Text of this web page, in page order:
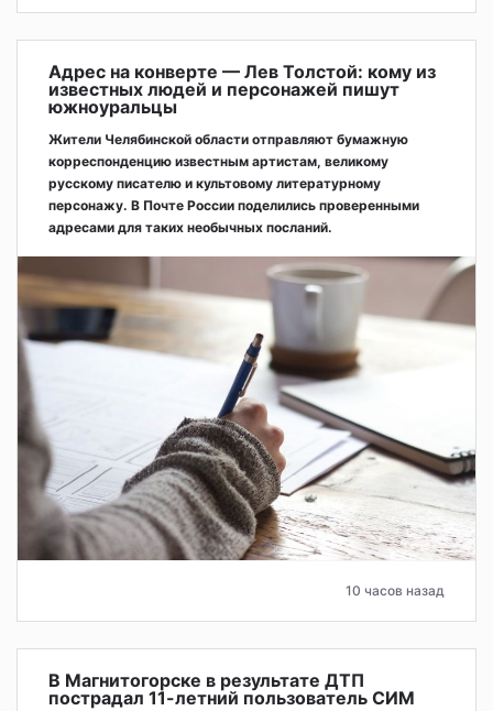
Адрес на конверте — Лев Толстой: кому из
известных людей и персонажей пишут
южноуральцы
Жители Челябинской области отправляют бумажную
корреспонденцию известным артистам, великому
русскому писателю и культовому литературному
персонажу. В Почте России поделились проверенными
адресами для таких необычных посланий.
10 часов назад
В Магнитогорске в результате ДТП
пострадал 11-летний пользователь СИМ